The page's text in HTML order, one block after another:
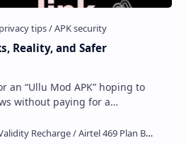
Reality, and Safer
an “Ullu Mod APK” hoping to
without paying for a